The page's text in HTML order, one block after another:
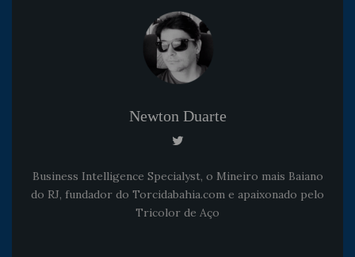
Newton Duarte
Business Intelligence Specialyst, o Mineiro mais Baiano
do RJ, fundador do Torcidabahia.com e apaixonado pelo
Tricolor de Aço